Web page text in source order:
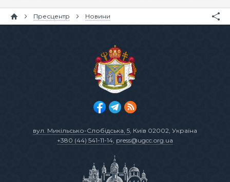
Пресцентр Новини
вул. Микільсько-Слобідська, 5, Київ 02002, Україна
+380 (44) 541-11-14, press@ugcc.org.ua